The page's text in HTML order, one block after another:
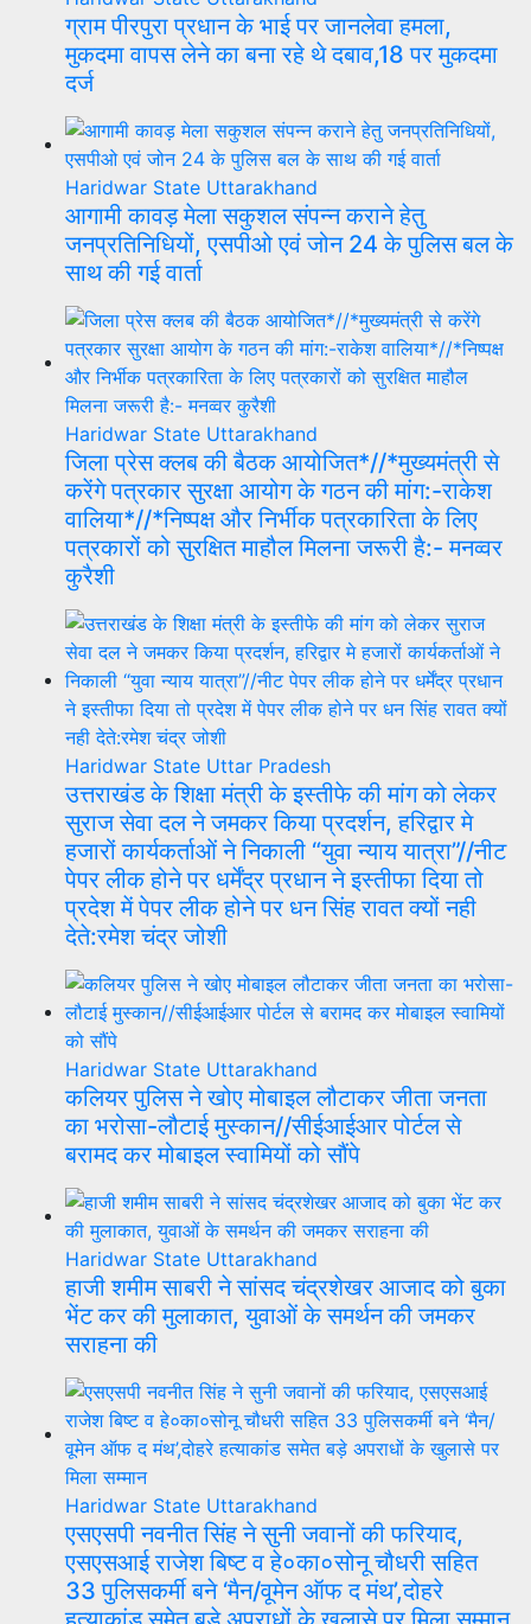
ग्राम पीरपुरा प्रधान के भाई पर जानलेवा हमला,
मुकदमा वापस लेने का बना रहे थे दबाव,18 पर मुकदमा
दर्ज
Haridwar State Uttarakhand
आगामी कावड़ मेला सकुशल संपन्न कराने हेतु
जनप्रतिनिधियों, एसपीओ एवं जोन 24 के पुलिस बल के
साथ की गई वार्ता
Haridwar State Uttarakhand
जिला प्रेस क्लब की बैठक आयोजित*//*मुख्यमंत्री से
करेंगे पत्रकार सुरक्षा आयोग के गठन की मांग:-राकेश
वालिया*//*निष्पक्ष और निर्भीक पत्रकारिता के लिए
पत्रकारों को सुरक्षित माहौल मिलना जरूरी है:- मनव्वर
कुरैशी
Haridwar State Uttar Pradesh
उत्तराखंड के शिक्षा मंत्री के इस्तीफे की मांग को लेकर
सुराज सेवा दल ने जमकर किया प्रदर्शन, हरिद्वार मे
हजारों कार्यकर्ताओं ने निकाली “युवा न्याय यात्रा”//नीट
पेपर लीक होने पर धर्मेंद्र प्रधान ने इस्तीफा दिया तो
प्रदेश में पेपर लीक होने पर धन सिंह रावत क्यों नही
देते:रमेश चंद्र जोशी
Haridwar State Uttarakhand
कलियर पुलिस ने खोए मोबाइल लौटाकर जीता जनता
का भरोसा-लौटाई मुस्कान//सीईआईआर पोर्टल से
बरामद कर मोबाइल स्वामियों को सौंपे
Haridwar State Uttarakhand
हाजी शमीम साबरी ने सांसद चंद्रशेखर आजाद को बुका
भेंट कर की मुलाकात, युवाओं के समर्थन की जमकर
सराहना की
Haridwar State Uttarakhand
एसएसपी नवनीत सिंह ने सुनी जवानों की फरियाद,
एसएसआई राजेश बिष्ट व हे०का०सोनू चौधरी सहित
33 पुलिसकर्मी बने ‘मैन/वूमेन ऑफ द मंथ’,दोहरे